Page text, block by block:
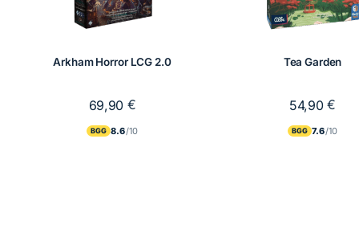
Arkham Horror LCG 2.0
69,90 €
BGG 8.6
Tea Garden
54,90€
BGG 7.6